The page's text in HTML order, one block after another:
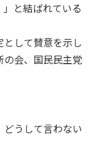
と結ばれている
して賛意を示し
の会、国民民主党
うして言わない